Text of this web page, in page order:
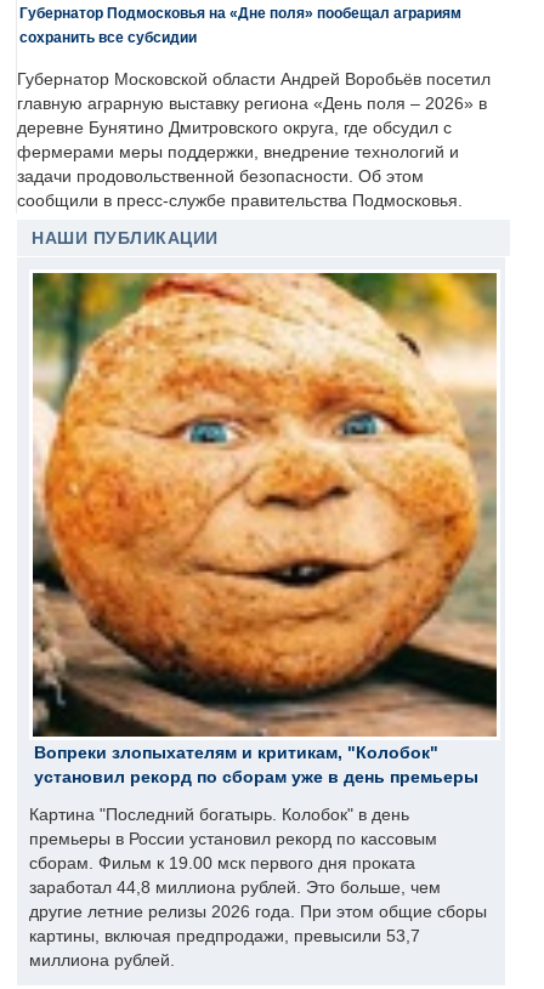
Губернатор Подмосковья на «Дне поля» пообещал аграриям
сохранить все субсидии
Губернатор Московской области Андрей Воробьёв посетил
главную аграрную выставку региона «День поля – 2026» в
деревне Бунятино Дмитровского округа, где обсудил с
фермерами меры поддержки, внедрение технологий и
задачи продовольственной безопасности. Об этом
сообщили в пресс-службе правительства Подмосковья.
НАШИ ПУБЛИКАЦИИ
Вопреки злопыхателям и критикам, "Колобок"
установил рекорд по сборам уже в день премьеры
Картина "Последний богатырь. Колобок" в день
премьеры в России установил рекорд по кассовым
сборам. Фильм к 19.00 мск первого дня проката
заработал 44,8 миллиона рублей. Это больше, чем
другие летние релизы 2026 года. При этом общие сборы
картины, включая предпродажи, превысили 53,7
миллиона рублей.